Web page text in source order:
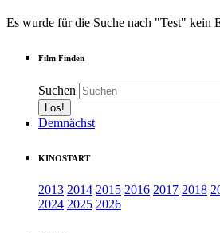
Es wurde für die Suche nach "Test" kein
Film Finden
Suchen
Demnächst
KINOSTART
2013 2014 2015 2016 2017 2018
2024 2025 2026